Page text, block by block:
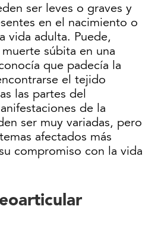
ser leves o graves y
en el nacimiento o
vida adulta. Puede,
súbita en una
que padecía la
el tejido
las partes del
de la
ser muy variadas, pero
afectados más
compromiso con la vida